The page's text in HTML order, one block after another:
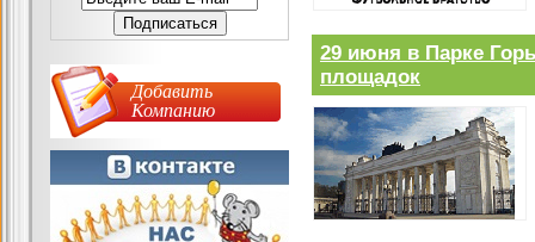
29 июня в Парке
площадок
Добавить
Компанию